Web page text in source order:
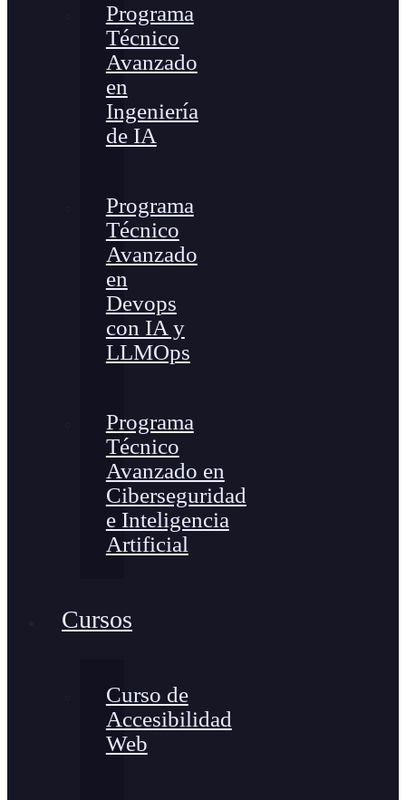
Programa
Técnico
Avanzado
en
Ingeniería
de IA
Programa
Técnico
Avanzado
en
Devops
con IA y
LLMOps
Programa
Técnico
Avanzado en
Ciberseguridad
e Inteligencia
Artificial
Cursos
Curso de
Accesibilidad
Web